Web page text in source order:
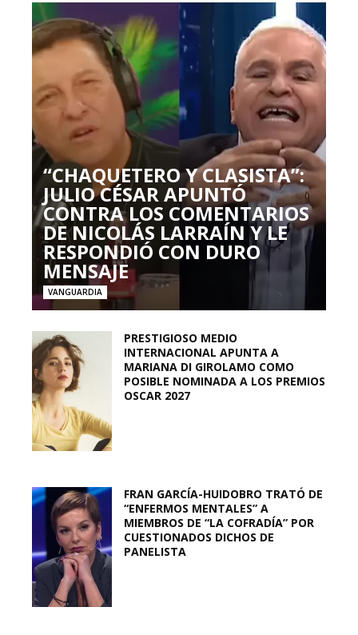
“CHAQUETERO Y CLASISTA”:
JULIO CÉSAR APUNTÓ
CONTRA LOS COMENTARIOS
DE NICOLÁS LARRAÍN Y LE
RESPONDIÓ CON DURO
MENSAJE
VANGUARDIA
PRESTIGIOSO MEDIO
INTERNACIONAL APUNTA A
MARIANA DI GIROLAMO COMO
POSIBLE NOMINADA A LOS PREMIOS
OSCAR 2027
FRAN GARCÍA-HUIDOBRO TRATÓ DE
“ENFERMOS MENTALES” A
MIEMBROS DE “LA COFRADÍA” POR
CUESTIONADOS DICHOS DE
PANELISTA